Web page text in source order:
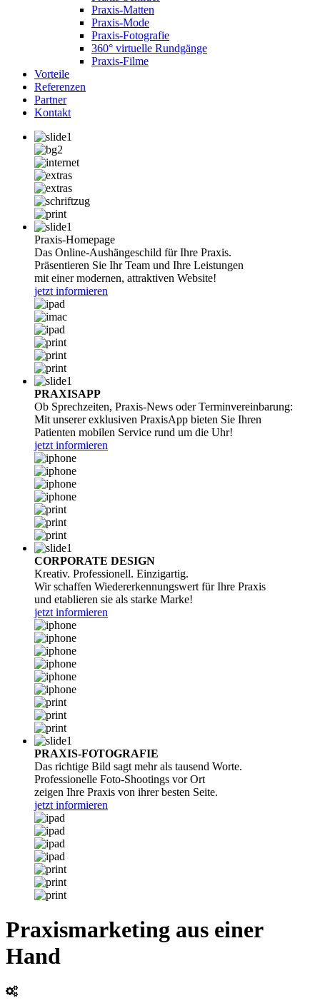
Praxis-Matten
Praxis-Mode
Praxis-Fotografie
360° virtuelle Rundgänge
Praxis-Filme
Vorteile
Referenzen
Partner
Kontakt
Praxis-Homepage
Das Online-Aushängeschild für Ihre Praxis.
Präsentieren Sie Ihr Team und Ihre Leistungen
mit einer modernen, attraktiven Website!
jetzt informieren
PRAXISAPP
Ob Sprechzeiten, Praxis-News oder Terminvereinbarung:
Mit unserer exklusiven PraxisApp bieten Sie Ihren
Patienten mobilen Service rund um die Uhr!
jetzt informieren
CORPORATE DESIGN
Kreativ. Professionell. Einzigartig.
Wir schaffen Wiedererkennungswert für Ihre Praxis
und etablieren sie als starke Marke!
jetzt informieren
PRAXIS-FOTOGRAFIE
Das richtige Bild sagt mehr als tausend Worte.
Professionelle Foto-Shootings vor Ort
zeigen Ihre Praxis von ihrer besten Seite.
jetzt informieren
Praxismarketing aus einer
Hand